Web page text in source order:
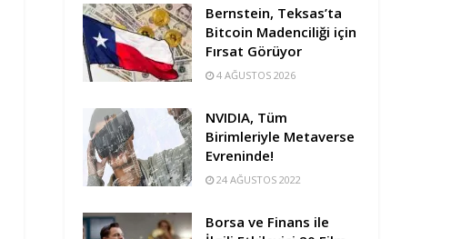
Bernstein, Teksas’ta
Bitcoin Madenciliği için
Fırsat Görüyor
4 AĞUSTOS 2026
NVIDIA, Tüm
Birimleriyle Metaverse
Evreninde!
24 AĞUSTOS 2022
Borsa ve Finans ile